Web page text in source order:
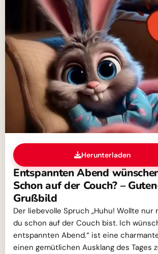
Herunterladen
Entspannten Abend
Schon auf der Couch? –
Grußbild
Der liebevolle Spruch „Huhu! Wollte nur
du schon auf der Couch bist. Ich
entspannten Abend.“ ist eine
einen gemütlichen Ausklang des Tages